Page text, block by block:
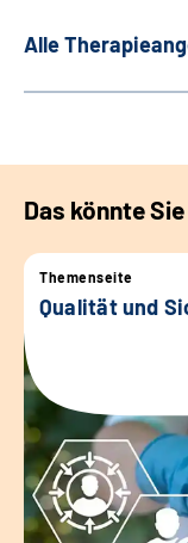
Alle
Das könnte
Themenseite
Qualität und